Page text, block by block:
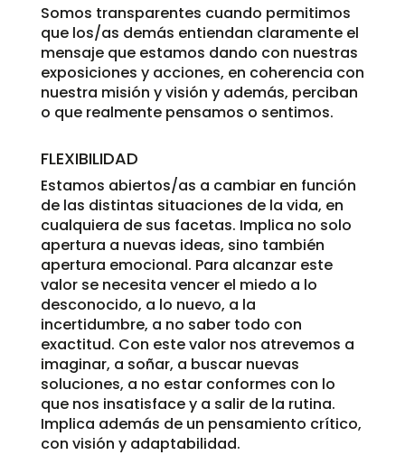
Somos transparentes cuando permitimos
que los/as demás entiendan claramente el
mensaje que estamos dando con nuestras
exposiciones y acciones, en coherencia con
nuestra misión y visión y además, perciban
o que realmente pensamos o sentimos.
FLEXIBILIDAD
Estamos abiertos/as a cambiar en función
de las distintas situaciones de la vida, en
cualquiera de sus facetas. Implica no solo
apertura a nuevas ideas, sino también
apertura emocional. Para alcanzar este
valor se necesita vencer el miedo a lo
desconocido, a lo nuevo, a la
incertidumbre, a no saber todo con
exactitud. Con este valor nos atrevemos a
imaginar, a soñar, a buscar nuevas
soluciones, a no estar conformes con lo
que nos insatisface y a salir de la rutina.
Implica además de un pensamiento crítico,
con visión y adaptabilidad.